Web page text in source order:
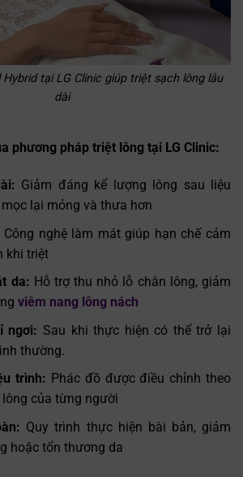
Hybrid tại LG Clinic giúp triệt sạch lông lâu
dài
phương pháp triệt lông tại LG Clinic:
Giảm đáng kể lượng lông sau liệu
lại mỏng và thưa hơn
Công nghệ làm mát giúp hạn chế cảm
khi triệt
da: Hỗ trợ thu nhỏ lỗ chân lông, giảm
viêm nang lông nách
ngơi: Sau khi thực hiện có thể trở lại
thường.
trình: Phác đồ được điều chỉnh theo
của từng người
Quy trình thực hiện bài bản, giảm
hoặc tổn thương da